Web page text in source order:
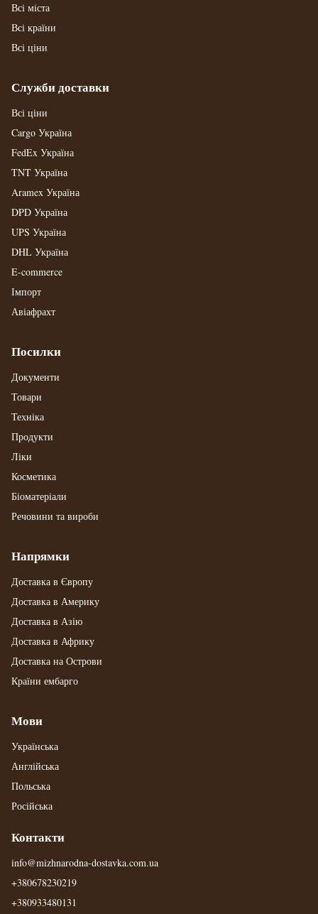
Всі міста
Всі країни
Всі ціни
Служби доставки
Всі ціни
Cargo Україна
FedEx Україна
TNT Україна
Aramex Україна
DPD Україна
UPS Україна
DHL Україна
E-commerce
Імпорт
Авіафрахт
Посилки
Документи
Товари
Техніка
Продукти
Ліки
Косметика
Біоматеріали
Речовини та вироби
Напрямки
Доставка в Європу
Доставка в Америку
Доставка в Азію
Доставка в Африку
Доставка на Острови
Країни ембарго
Мови
Українська
Англійська
Польська
Російська
Контакти
info@mizhnarodna-dostavka.com.ua
+380678230219
+380933480131